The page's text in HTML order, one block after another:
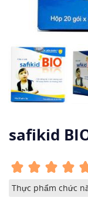
safikid
Thực phẩm chức